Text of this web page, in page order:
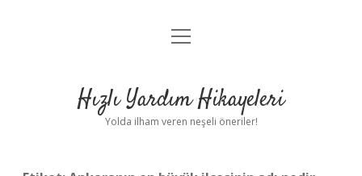
Anasayfa
Yasal Uyarı
menüyü
Hızlı Yardım Hikayeleri
Yolda ilham veren neşeli öneriler!